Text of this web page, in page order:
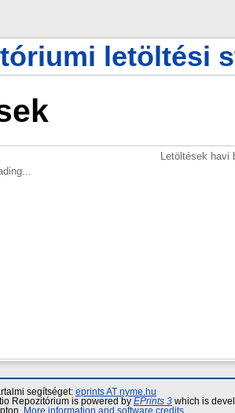
letöltési
Letöltések havi
segítséget: eprints AT nyme.hu
Repozitórium is powered by EPrints 3 which is
More information and software credits